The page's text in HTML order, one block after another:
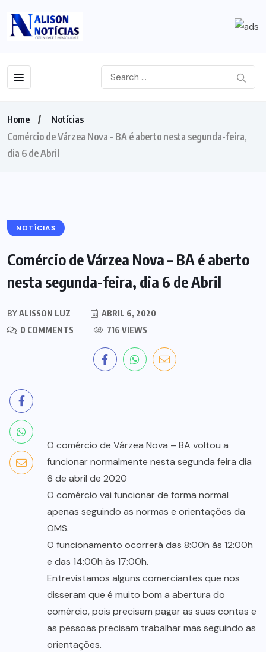
Home
Notícias
Comércio de Várzea Nova – BA é aberto nesta segunda-feira,
dia 6 de Abril
NOTÍCIAS
Comércio de Várzea Nova – BA é aberto
nesta segunda-feira, dia 6 de Abril
BYALISSON LUZ
ABRIL 6, 2020
0 COMMENTS
716 VIEWS
O comércio de Várzea Nova – BA voltou a
funcionar normalmente nesta segunda feira dia
6 de abril de 2020
O comércio vai funcionar de forma normal
apenas seguindo as normas e orientações da
OMS.
O funcionamento ocorrerá das 8:00h às 12:00h
e das 14:00h às 17:00h.
Entrevistamos alguns comerciantes que nos
disseram que é muito bom a abertura do
comércio, pois precisam pagar as suas contas e
as pessoas precisam trabalhar mas seguindo as
orientações.